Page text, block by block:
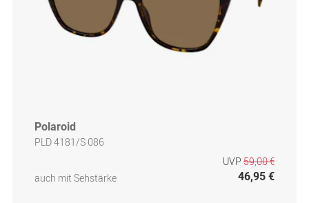
Polaroid
PLD 4181/S 086
auch mit Sehstärke
UVP 59,00 €
46,95 €